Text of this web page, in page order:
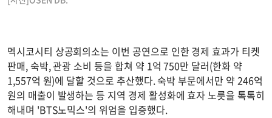
멕시코시티 상공회의소는 이번 공연으로 인한 경제 효과가 티켓
판매, 숙박, 관광 소비 등을 합쳐 약 1억 750만 달러(한화 약
1,557억 원)에 달할 것으로 추산했다. 숙박 부문에서만 약 246억
원의 매출이 발생하는 등 지역 경제 활성화에 효자 노릇을 톡톡히
해내며 'BTS노믹스'의 위엄을 입증했다.